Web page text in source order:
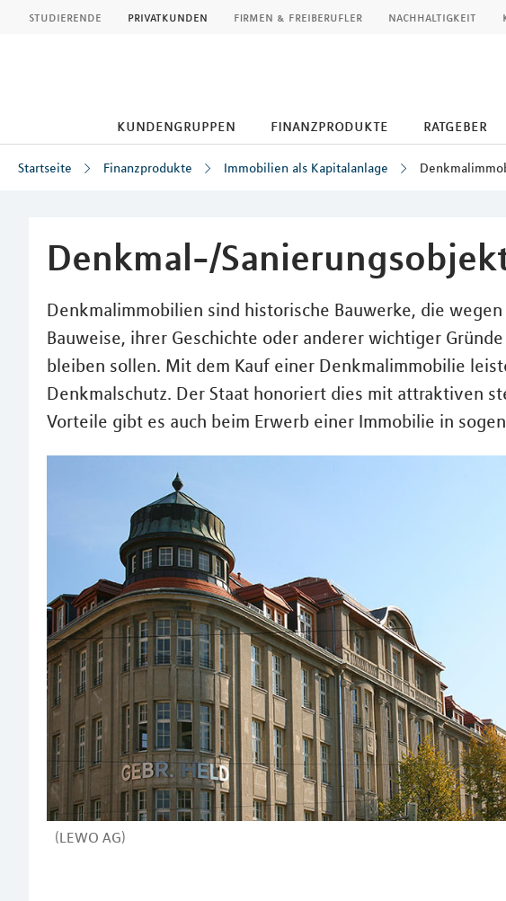
studierende privatkunden firmen & freiberufler nachhaltigkeit
kundengruppen finanzprodukte ratgeber
Startseite Finanzprodukte Immobilien als Kapitalanlage
Denkmal-/
Denkmalimmobilien sind historische Bauwerke, die
Bauweise, ihrer Geschichte oder anderer wichtiger
bleiben sollen. Mit dem Kauf einer Denkmalimmobilie
Denkmalschutz. Der Staat honoriert dies mit attraktiven
Vorteile gibt es auch beim Erwerb einer Immobilie in
(LEWO AG)